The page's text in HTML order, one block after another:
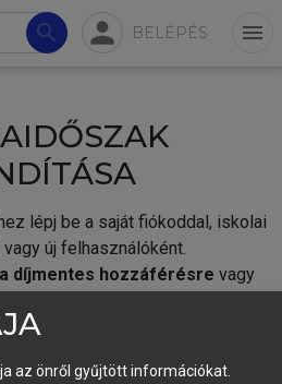
search person BELÉPÉS menu
lépj be a saját fiókoddal, iskolai
új felhasználóként.
díjmentes hozzáférésre vagy
hozz létre új fiókot.
az önről gyűjtött információkat.